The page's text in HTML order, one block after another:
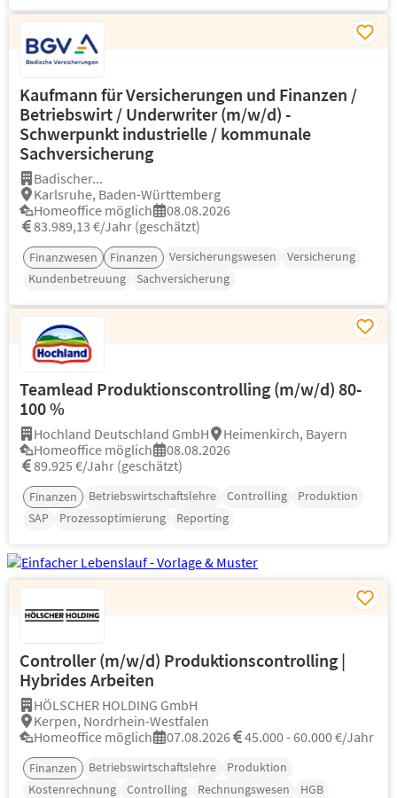
Kaufmann für Versicherungen und Finanzen /
Betriebswirt / Underwriter (m/w/d) -
Schwerpunkt industrielle / kommunale
Sachversicherung
Badischer...
Karlsruhe, Baden-Württemberg
Homeoffice möglich
08.08.2026
83.989,13 €/Jahr (geschätzt)
Finanzwesen Finanzen Versicherungswesen
Versicherung
Kundenbetreuung
Sachversicherung
Teamlead Produktionscontrolling (m/w/d) 80-
100 %
Hochland Deutschland GmbH
Heimenkirch, Bayern
Homeoffice möglich
08.08.2026
89.925 €/Jahr (geschätzt)
Finanzen Betriebswirtschaftslehre Controlling
Produktion
SAP
Prozessoptimierung Reporting
Controller (m/w/d) Produktionscontrolling |
Hybrides Arbeiten
HÖLSCHER HOLDING GmbH
Kerpen, Nordrhein-Westfalen
Homeoffice möglich
07.08.2026 45.000 - 60.000 €/Jahr
Finanzen Betriebswirtschaftslehre
Produktion
Kostenrechnung
Controlling Rechnungswesen HGB